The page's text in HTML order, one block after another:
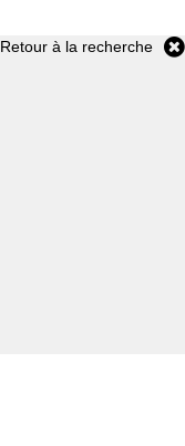
Retour à la recherche